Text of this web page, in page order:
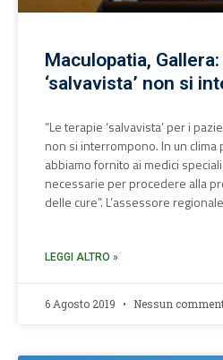
Maculopatia,
‘salvavista’ non si
“Le terapie ‘salvavista’ per i
non si interrompono. In un clima
abbiamo fornito ai medici
necessarie per procedere alla
delle cure”. L’assessore
LEGGI ALTRO »
6 Agosto 2019 Nessun